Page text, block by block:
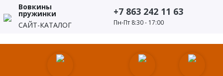
Вовкины
пружинки
САЙТ-КАТАЛОГ
+7 863 242 11 63
Пн-Пт 8:30 - 17:00